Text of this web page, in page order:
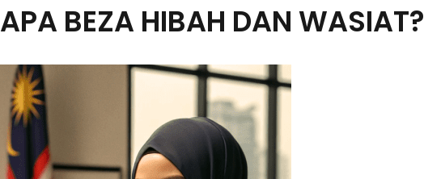
APA BEZA HIBAH DAN WASIAT?